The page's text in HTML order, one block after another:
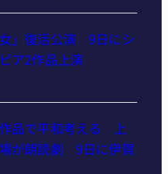
女」復活公演 9日にシ
ア2作品上演
品で平和考える 上
が朗読劇 9日に伊賀